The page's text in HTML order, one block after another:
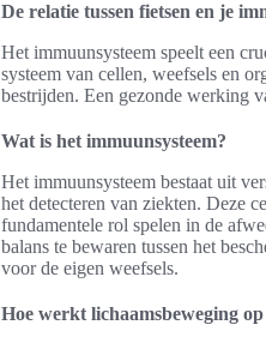
De relatie tussen fietsen en je
Het immuunsysteem speelt een
systeem van cellen, weefsels en
bestrijden. Een gezonde werking
Wat is het immuunsysteem?
Het immuunsysteem bestaat uit
het detecteren van ziekten. Deze
fundamentele rol spelen in de
balans te bewaren tussen het
voor de eigen weefsels.
Hoe werkt lichaamsbeweging